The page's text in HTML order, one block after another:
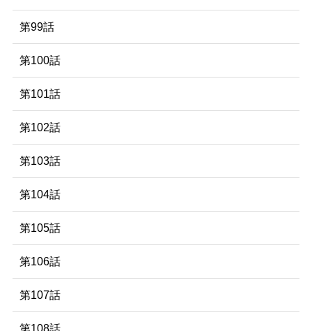
第99話
第100話
第101話
第102話
第103話
第104話
第105話
第106話
第107話
第108話